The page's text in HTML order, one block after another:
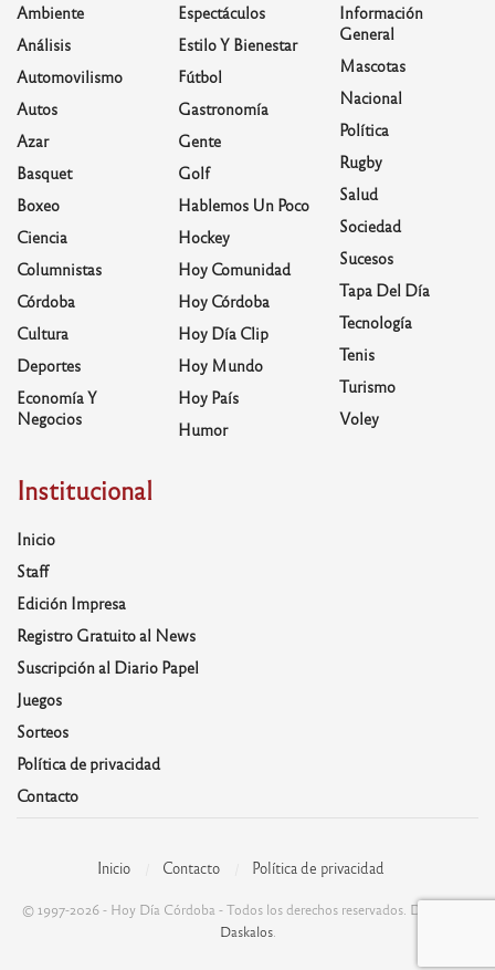
Ambiente
Análisis
Automovilismo
Autos
Azar
Basquet
Boxeo
Ciencia
Columnistas
Córdoba
Cultura
Deportes
Economía Y
Negocios
Espectáculos
Estilo Y Bienestar
Fútbol
Gastronomía
Gente
Golf
Hablemos Un Poco
Hockey
Hoy Comunidad
Hoy Córdoba
Hoy Día Clip
Hoy Mundo
Hoy País
Humor
Información
General
Mascotas
Nacional
Política
Rugby
Salud
Sociedad
Sucesos
Tapa Del Día
Tecnología
Tenis
Turismo
Voley
Institucional
Inicio
Staff
Edición Impresa
Registro Gratuito al News
Suscripción al Diario Papel
Juegos
Sorteos
Política de privacidad
Contacto
Inicio Contacto Política de privacidad
© 1997-2026 - Hoy Día Córdoba - Todos los derechos reservados. Desarrolla:
Daskalos.